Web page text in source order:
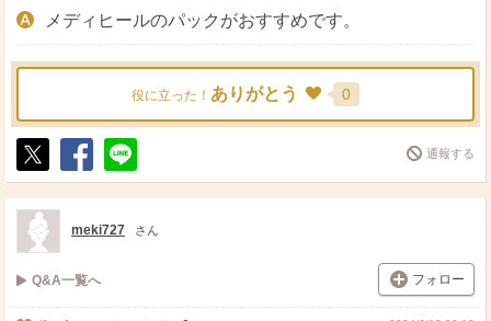
メディヒールのパックがおすすめです。
役に立った！ ありがとう 0
ポ
ス
ト
シ
ェ
送
る
通報する
meki727 さん
Q&A一覧へ フォロー